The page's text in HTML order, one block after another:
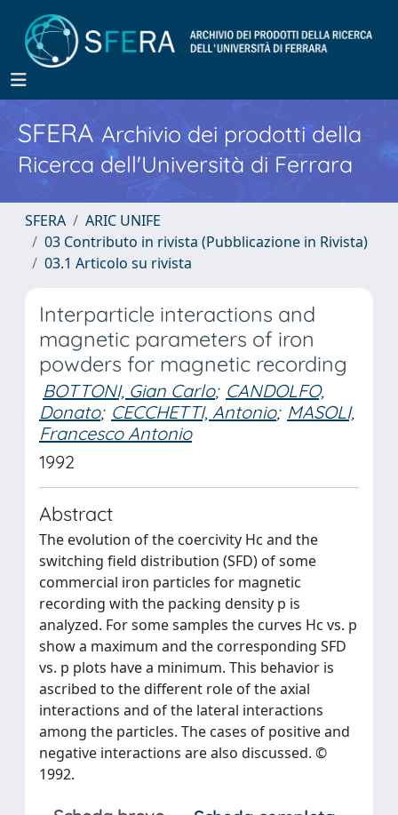
SFERA Archivio dei prodotti della
Ricerca dell'Università di Ferrara
SFERA
ARIC UNIFE
03 Contributo in rivista (Pubblicazione in Rivista)
03.1 Articolo su rivista
Interparticle interactions and
magnetic parameters of iron
powders for magnetic recording
BOTTONI, Gian Carlo; CANDOLFO,
Donato; CECCHETTI, Antonio; MASOLI,
Francesco Antonio
1992
Abstract
The evolution of the coercivity Hc and the
switching field distribution (SFD) of some
commercial iron particles for magnetic
recording with the packing density p is
analyzed. For some samples the curves Hc vs. p
show a maximum and the corresponding SFD
vs. p plots have a minimum. This behavior is
ascribed to the different role of the axial
interactions and of the lateral interactions
among the particles. The cases of positive and
negative interactions are also discussed. ©
1992.